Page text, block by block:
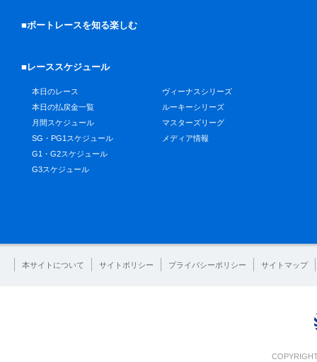
■ボートレースを知る楽しむ
■レーススケジュール
本日のレース
本日の払戻金一覧
月間スケジュール
SG・PG1スケジュール
G1・G2スケジュール
G3スケジュール
ヴィーナスシリーズ
ルーキーシリーズ
マスターズリーグ
メディア情報
本サイトについて サイトポリシー プライバシーポリシー サイトマップ